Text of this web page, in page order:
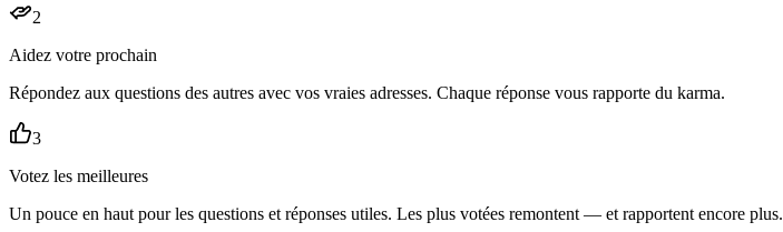
2
Aidez votre prochain
Répondez aux questions des autres avec vos vraies adresses. Chaque réponse vous rapporte du karma.
3
Votez les meilleures
Un pouce en haut pour les questions et réponses utiles. Les plus votées remontent — et rapportent encore plus.